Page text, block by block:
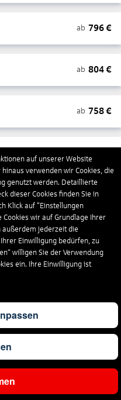
ab 796€
ab 804€
ab 758€
ab 643
ab
ab 215€
auf unserer Website
verwenden wir Cookies, die
genutzt werden. Detaillierte
dieser Cookies finden Sie in
Klick auf "Einstellungen
wir auf Grundlage Ihrer
außerdem jederzeit die
Einwilligung bedürfen, zu
willigen Sie der Verwendung
ein. Ihre Einwilligung ist